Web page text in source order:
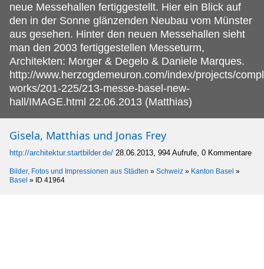
neue Messehallen fertiggestellt. Hier ein Blick auf
den in der Sonne glänzenden Neubau vom Münster
aus gesehen. Hinter den neuen Messehallen sieht
man den 2003 fertiggestellen Messeturm,
Architekten: Morger & Degelo & Daniele Marques.
http://www.herzogdemeuron.com/index/projects/
works/201-225/213-messe-basel-new-
hall/IMAGE.html 22.06.2013 (Matthias)
Gisela, Matthias und Jonas Frey
http://architektur.startbilder.de/ 28.06.2013, 994 Aufrufe, 0 Kommentare
Bilder, Fotos und Impressionen aus Städten » Schweiz » Kanton Basel »
Basel » ID 41964